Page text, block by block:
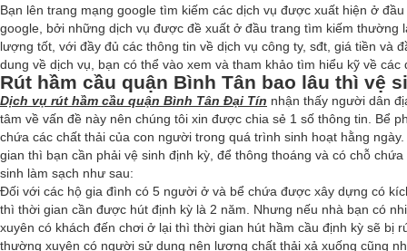
Bạn lên trang mạng google tìm kiếm các dịch vụ được xuất hiện ở
google, bởi những dịch vụ được đề xuất ở đầu trang tìm kiếm thường
lượng tốt, với đầy đủ các thông tin về dịch vụ công ty, sđt, giá tiền và
dung về dịch vụ, bạn có thể vào xem và tham khảo tìm hiểu kỹ về các
Rút hầm cầu quận Bình Tân bao lâu thì vệ
Dịch vụ rút hầm cầu quận Bình Tân Đại Tín nhận thấy người dân
tâm về vấn đề này nên chúng tôi xin được chia sẻ 1 số thông tin. Bể
chứa các chất thải của con người trong quá trình sinh hoạt hằng
gian thì bạn cần phải vệ sinh định kỳ, để thông thoáng và có chỗ
sinh làm sạch như sau:
Đối với các hộ gia đình có 5 người ở và bể chứa được xây dựng có
thì thời gian cần được hút định kỳ là 2 năm. Nhưng nếu nhà bạn có
xuyên có khách đến chơi ở lại thì thời gian hút hầm cầu định kỳ sẽ bị
thường xuyên có người sử dụng nên lượng chất thải xả xuống cũng